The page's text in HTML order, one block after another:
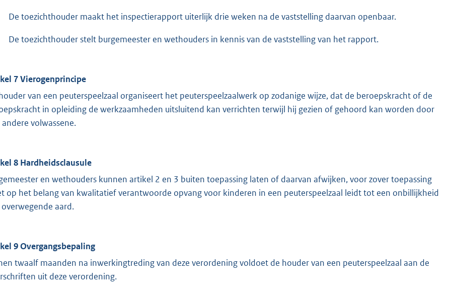
De toezichthouder maakt het inspectierapport uiterlijk drie weken na de vaststelling daarvan openbaar.
De toezichthouder stelt burgemeester en wethouders in kennis van de vaststelling van het rapport.
7 Vierogenprincipe
van een peuterspeelzaal organiseert het peuterspeelzaalwerk op zodanige wijze, dat de beroepskracht of de
in opleiding de werkzaamheden uitsluitend kan verrichten terwijl hij gezien of gehoord kan worden door
andere volwassene.
8 Hardheidsclausule
en wethouders kunnen artikel 2 en 3 buiten toepassing laten of daarvan afwijken, voor zover toepassing
op het belang van kwalitatief verantwoorde opvang voor kinderen in een peuterspeelzaal leidt tot een onbillijkheid
aard.
9 Overgangsbepaling
twaalf maanden na inwerkingtreding van deze verordening voldoet de houder van een peuterspeelzaal aan de
uit deze verordening.